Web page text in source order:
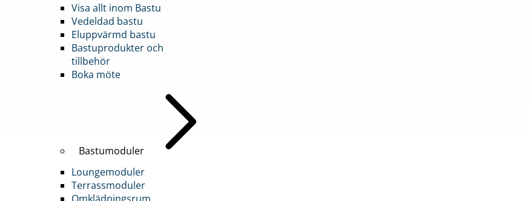
Visa allt inom Bastu
Vedeldad bastu
Eluppvärmd bastu
Bastuprodukter och
tillbehör
Boka möte
Bastumoduler
Loungemoduler
Terrassmoduler
Omklädningsrum